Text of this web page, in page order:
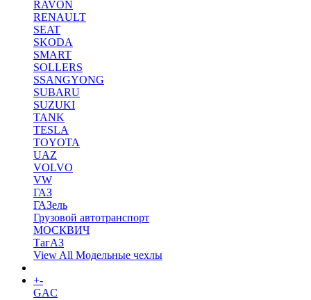
RAVON
RENAULT
SEAT
SKODA
SMART
SOLLERS
SSANGYONG
SUBARU
SUZUKI
TANK
TESLA
TOYOTA
UAZ
VOLVO
VW
ГАЗ
ГАЗель
Грузовой автотранспорт
МОСКВИЧ
ТагАЗ
View All Модельные чехлы
+-
GAC